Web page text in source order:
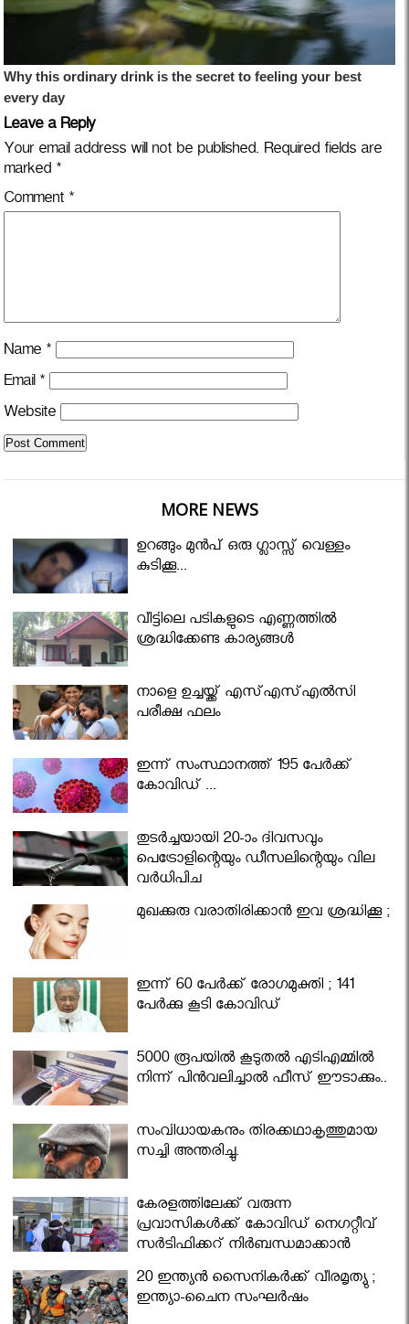
Leave a Reply
Your email address will not be published. Required fields are
marked *
Comment *
Name *
Email *
Website
MORE NEWS
ഉറങ്ങും മുന്‍പ് ഒരു ഗ്ലാസ്സ് വെള്ളം
കുടിക്കൂ...
വീട്ടിലെ പടികളുടെ എണ്ണത്തിൽ
ശ്രദ്ധിക്കേണ്ട കാര്യങ്ങൾ
നാളെ ഉച്ചയ്ക്ക് എസ്എസ്എല്‍സി
പരീക്ഷ ഫലം
ഇന്ന് സംസ്ഥാനത്ത് 195 പേര്‍ക്ക്
കോവിഡ് ...
തുടർച്ചയായി 20-ാം ദിവസവും
പെട്രോളിന്റെയും ഡീസലിന്റെയും വില
വര്‍ധിപ്പിച്ചു
മുഖക്കുരു വരാതിരിക്കാന്‍ ഇവ ശ്രദ്ധിക്കൂ ;
ഇന്ന് 60 പേർക്ക് രോഗമുക്തി ; 141
പേര്‍ക്കു കൂടി കോവിഡ്
5000 രൂപയിൽ കൂടുതൽ എടിഎമ്മിൽ
നിന്ന് പിൻവലിച്ചാൽ ഫീസ് ഈടാക്കും..
സംവിധായകനും തിരക്കഥാകൃത്തുമായ
സച്ചി അന്തരിച്ചു.
കേരളത്തിലേക്ക് വരുന്ന
പ്രവാസികള്‍ക്ക് കോവിഡ് നെഗറ്റീവ്
സര്‍ട്ടിഫിക്കറ്റ് നിർബന്ധമാക്കാൻ
മന്ത്രിസഭ
20 ഇന്ത്യൻ സൈനികർക്ക് വീരമൃത്യു ;
ഇന്ത്യാ-ചൈന സംഘർഷം